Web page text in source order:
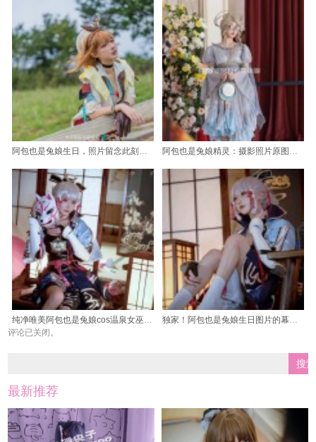
纯净唯美阿包也是兔娘cos温泉女巫美图欣赏
独家！阿包也是兔娘生日图片的幕后故事揭秘
评论已关闭。
最新推荐